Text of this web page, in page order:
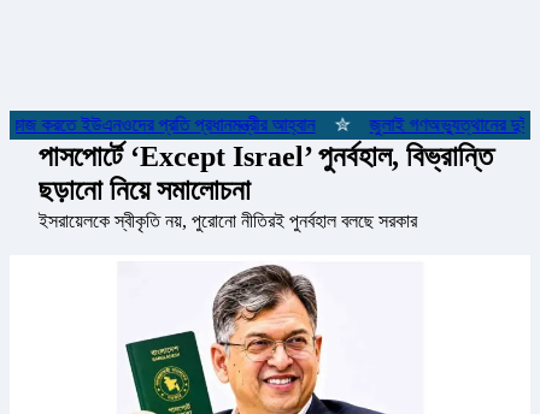
করতে ইউএনওদের প্রতি প্রধানমন্ত্রীর আহ্বান ✮ জুলাই গণঅভ্যুত্থানের দুই
পাসপোর্টে ‘Except Israel’ পুনর্বহাল, বিভ্রান্তি
ছড়ানো নিয়ে সমালোচনা
ইসরায়েলকে স্বীকৃতি নয়, পুরোনো নীতিরই পুনর্বহাল বলছে সরকার